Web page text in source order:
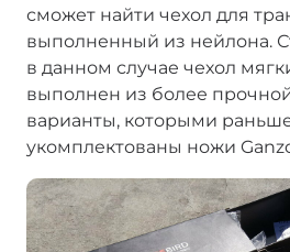
сможет найти чехол для
выполненный из нейлона.
в данном случае чехол
выполнен из более
варианты, которыми
укомплектованы ножи